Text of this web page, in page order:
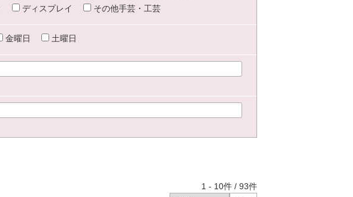
ディスプレイ その他手芸・工芸
金曜日 土曜日
1 - 10件 / 93件